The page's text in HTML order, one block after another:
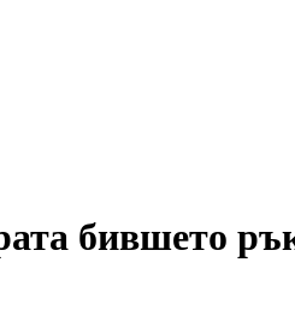
бившето